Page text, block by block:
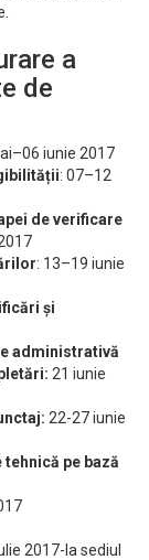
a
de
iunie 2017
: 07–12
de verificare
: 13–19 iunie
și
administrativă
21 iunie
22-27 iunie
pe bază
2017-la sediul